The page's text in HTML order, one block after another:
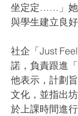
坐定定……」她
與學生建立良好
社企「Just
諾，負責跟進
他表示，計劃
文化，並指出
於上課時間進